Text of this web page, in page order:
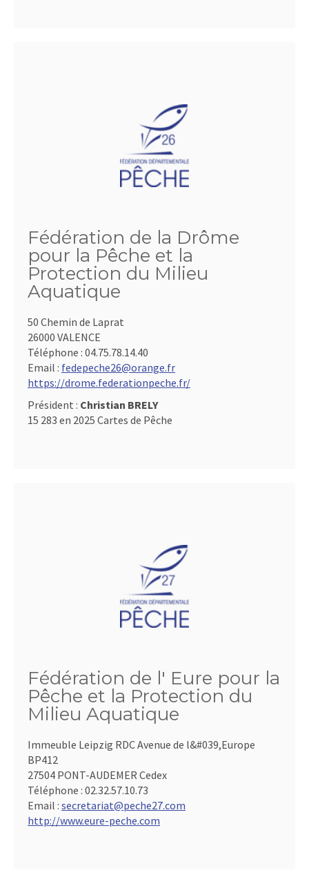
Fédération de la Drôme
pour la Pêche et la
Protection du Milieu
Aquatique
50 Chemin de Laprat
26000 VALENCE
Téléphone : 04.75.78.14.40
Email : fedepeche26@orange.fr
https://drome.federationpeche.fr/
Président : Christian BRELY
15 283 en 2025 Cartes de Pêche
Fédération de l' Eure pour la
Pêche et la Protection du
Milieu Aquatique
Immeuble Leipzig RDC Avenue de l&#039,Europe
BP412
27504 PONT-AUDEMER Cedex
Téléphone : 02.32.57.10.73
Email : secretariat@peche27.com
http://www.eure-peche.com